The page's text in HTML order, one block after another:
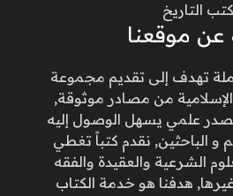
كتب التاريخ
عن موقعنا
تهدف إلى تقديم مجموعة
من مصادر موثوقة,
علمي يسهل الوصول إليه
و الباحثين, نقدم كتباً تغطي
الشرعية والعقيدة والفقه
هدفنا هو خدمة الكتاب